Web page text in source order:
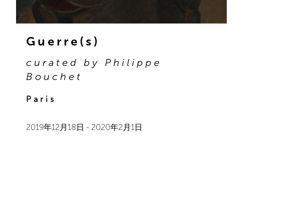
Guerre(s)
curated by Philippe
Bouchet
Paris
2019年12月18日 - 2020年2月1日